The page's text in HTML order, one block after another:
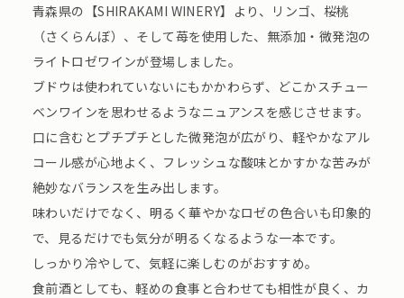
青森県の【SHIRAKAMI WINERY】より、リンゴ、桜桃
（さくらんぼ）、そして苺を使用した、無添加・微発泡の
ライトロゼワインが登場しました。
ブドウは使われていないにもかかわらず、どこかスチュー
ベンワインを思わせるようなニュアンスを感じさせます。
口に含むとプチプチとした微発泡が広がり、軽やかなアル
コール感が心地よく、フレッシュな酸味とかすかな苦みが
絶妙なバランスを生み出します。
味わいだけでなく、明るく華やかなロゼの色合いも印象的
で、見るだけでも気分が明るくなるような一本です。
しっかり冷やして、気軽に楽しむのがおすすめ。
食前酒としても、軽めの食事と合わせても相性が良く、カ